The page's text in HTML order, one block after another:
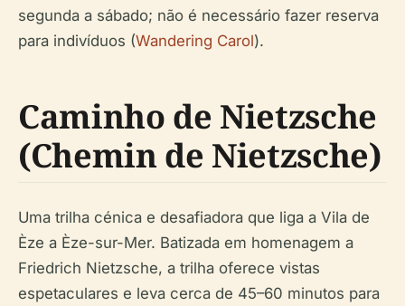
segunda a sábado; não é necessário fazer reserva
para indivíduos (Wandering Carol).
Caminho de Nietzsche
(Chemin de Nietzsche)
Uma trilha cénica e desafiadora que liga a Vila de
Èze a Èze-sur-Mer. Batizada em homenagem a
Friedrich Nietzsche, a trilha oferece vistas
espetaculares e leva cerca de 45–60 minutos para